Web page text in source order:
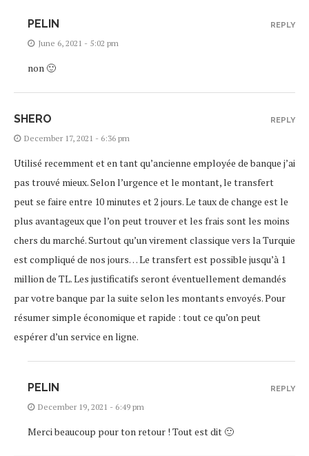
PELIN
June 6, 2021 - 5:02 pm
non 🙂
REPLY
SHERO
December 17, 2021 - 6:36 pm
Utilisé recemment et en tant qu’ancienne employée de banque j’ai
pas trouvé mieux. Selon l’urgence et le montant, le transfert
peut se faire entre 10 minutes et 2 jours. Le taux de change est le
plus avantageux que l’on peut trouver et les frais sont les moins
chers du marché. Surtout qu’un virement classique vers la Turquie
est compliqué de nos jours… Le transfert est possible jusqu’à 1
million de TL. Les justificatifs seront éventuellement demandés
par votre banque par la suite selon les montants envoyés. Pour
résumer simple économique et rapide : tout ce qu’on peut
espérer d’un service en ligne.
REPLY
PELIN
December 19, 2021 - 6:49 pm
Merci beaucoup pour ton retour ! Tout est dit 🙂
REPLY